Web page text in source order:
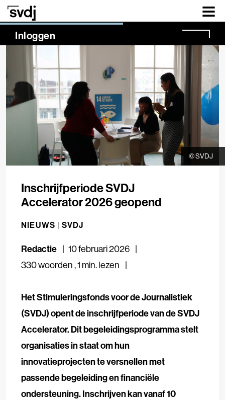
Naar hoofdinhoud
Inloggen
NaN%
© SVDJ
Inschrijfperiode SVDJ
Accelerator 2026 geopend
NIEUWS | SVDJ
Redactie
10 februari 2026
330 woorden,1 min. lezen
Het Stimuleringsfonds voor de Journalistiek
(SVDJ) opent de inschrijfperiode van de SVDJ
Accelerator. Dit begeleidingsprogramma stelt
organisaties in staat om hun
innovatieprojecten te versnellen met
passende begeleiding en financiële
ondersteuning. Inschrijven kan vanaf 10